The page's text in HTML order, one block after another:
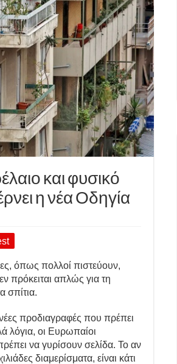
και φυσικό
η νέα Οδηγία
όπως πολλοί πιστεύουν,
πρόκειται απλώς για τη
σπίτια.
προδιαγραφές που πρέπει
λόγια, οι Ευρωπαίοι
να γυρίσουν σελίδα. Το αν
διαμερίσματα, είναι κάτι